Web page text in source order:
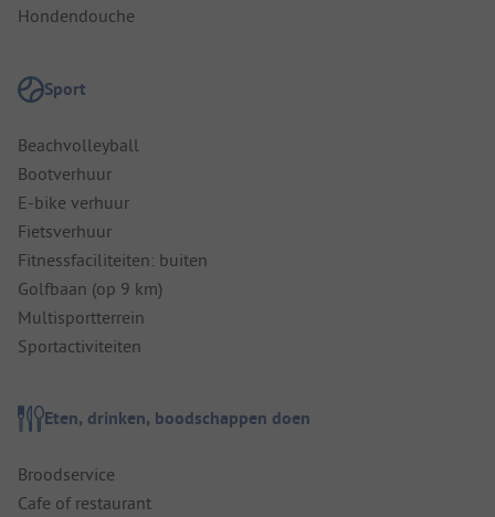
Hondendouche
Sport
Beachvolleyball
Bootverhuur
E-bike verhuur
Fietsverhuur
Fitnessfaciliteiten: buiten
Golfbaan (op 9 km)
Multisportterrein
Sportactiviteiten
Eten, drinken, boodschappen doen
Broodservice
Cafe of restaurant